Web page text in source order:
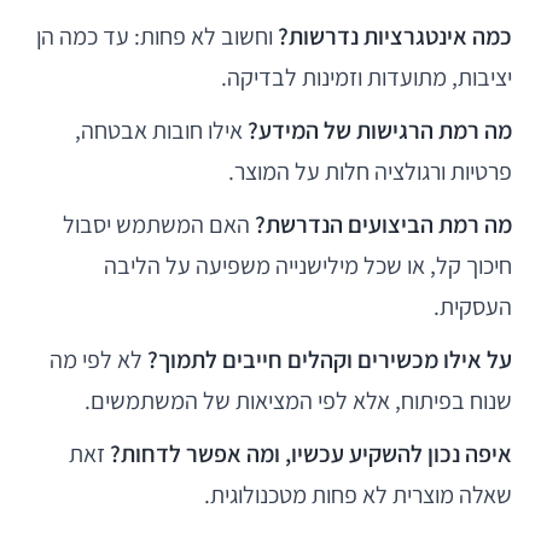
כמה אינטגרציות נדרשות? וחשוב לא פחות: עד כמה הן
יציבות, מתועדות וזמינות לבדיקה.
מה רמת הרגישות של המידע?אילו חובות אבטחה,
פרטיות ורגולציה חלות על המוצר.
מה רמת הביצועים הנדרשת? האם המשתמש יסבול
חיכוך קל, או שכל מילישנייה משפיעה על הליבה
העסקית.
על אילו מכשירים וקהלים חייבים לתמוך? לא לפי מה
שנוח בפיתוח, אלא לפי המציאות של המשתמשים.
איפה נכון להשקיע עכשיו, ומה אפשר לדחות?זאת
שאלה מוצרית לא פחות מטכנולוגית.